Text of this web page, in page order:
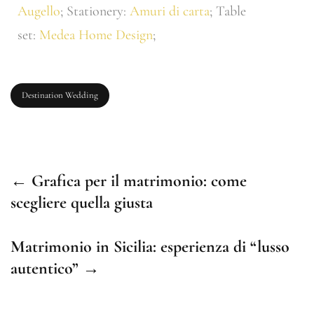
Augello; Stationery: Amuri di carta; Table
set: Medea Home Design;
Destination Wedding
← Grafica per il matrimonio: come
scegliere quella giusta
Matrimonio in Sicilia: esperienza di “lusso
autentico” →